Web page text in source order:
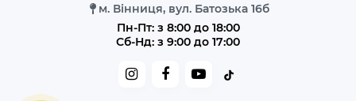
м. Вінниця, вул. Батозька 16б
Пн-Пт: з 8:00 до 18:00
Сб-Нд: з 9:00 до 17:00